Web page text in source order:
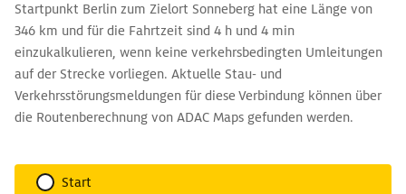
Startpunkt Berlin zum Zielort Sonneberg hat eine Länge von
346 km und für die Fahrtzeit sind 4 h und 4 min
einzukalkulieren, wenn keine verkehrsbedingten Umleitungen
auf der Strecke vorliegen. Aktuelle Stau- und
Verkehrsstörungsmeldungen für diese Verbindung können über
die Routenberechnung von ADAC Maps gefunden werden.
Start